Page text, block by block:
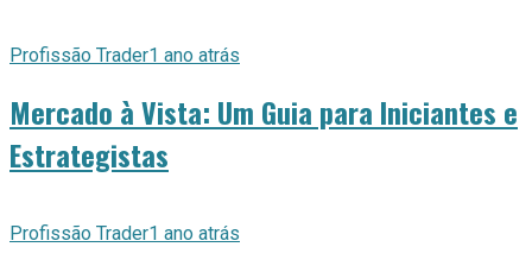
Profissão Trader1 ano atrás
Mercado à Vista: Um Guia para Iniciantes e
Estrategistas
Profissão Trader1 ano atrás